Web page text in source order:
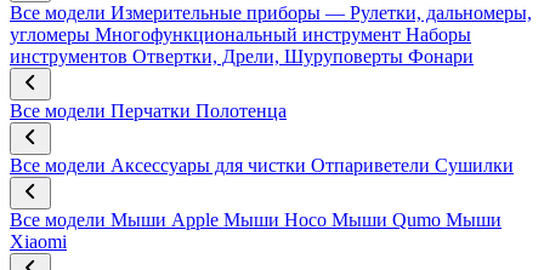
Все модели Измерительные приборы — Рулетки, дальномеры,
угломеры Многофункциональный инструмент Наборы
инструментов Отвертки, Дрели, Шуруповерты Фонари
Все модели Перчатки Полотенца
Все модели Аксессуары для чистки Отпариветели Сушилки
Все модели Мыши Apple Мыши Hoco Мыши Qumo Мыши
Xiaomi